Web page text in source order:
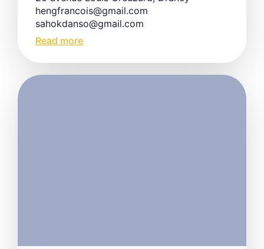
hengfrancois@gmail.com
sahokdanso@gmail.com
Read more